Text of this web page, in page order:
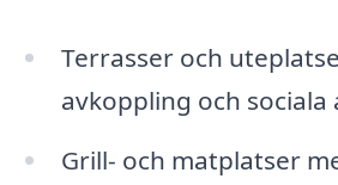
Terrasser och
avkoppling och sociala
Grill- och matplatser